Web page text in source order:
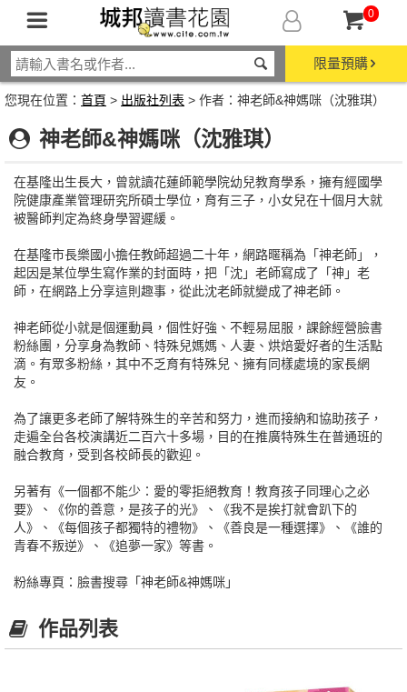
0
限量預購
您現在位置： 首頁 > 出版社列表 > 作者：神老師&神媽咪（沈雅琪）
神老師&神媽咪（沈雅琪）
在基隆出生長大，曾就讀花蓮師範學院幼兒教育學系，擁有經國學
院健康產業管理研究所碩士學位，育有三子，小女兒在十個月大就
被醫師判定為終身學習遲緩。
在基隆市長樂國小擔任教師超過二十年，網路暱稱為「神老師」，
起因是某位學生寫作業的封面時，把「沈」老師寫成了「神」老
師，在網路上分享這則趣事，從此沈老師就變成了神老師。
神老師從小就是個運動員，個性好強、不輕易屈服，課餘經營臉書
粉絲團，分享身為教師、特殊兒媽媽、人妻、烘焙愛好者的生活點
滴。有眾多粉絲，其中不乏育有特殊兒、擁有同樣處境的家長網
友。
為了讓更多老師了解特殊生的辛苦和努力，進而接納和協助孩子，
走遍全台各校演講近二百六十多場，目的在推廣特殊生在普通班的
融合教育，受到各校師長的歡迎。
另著有《一個都不能少：愛的零拒絕教育！教育孩子同理心之必
要》、《你的善意，是孩子的光》、《我不是挨打就會趴下的
人》、《每個孩子都獨特的禮物》、《善良是一種選擇》、《誰的
青春不叛逆》、《追夢一家》等書。
粉絲專頁：臉書搜尋「神老師&神媽咪」
作品列表